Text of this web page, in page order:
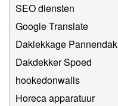
SEO diensten
Google Translate
Daklekkage Pannendak
Dakdekker Spoed
hookedonwalls
Horeca apparatuur